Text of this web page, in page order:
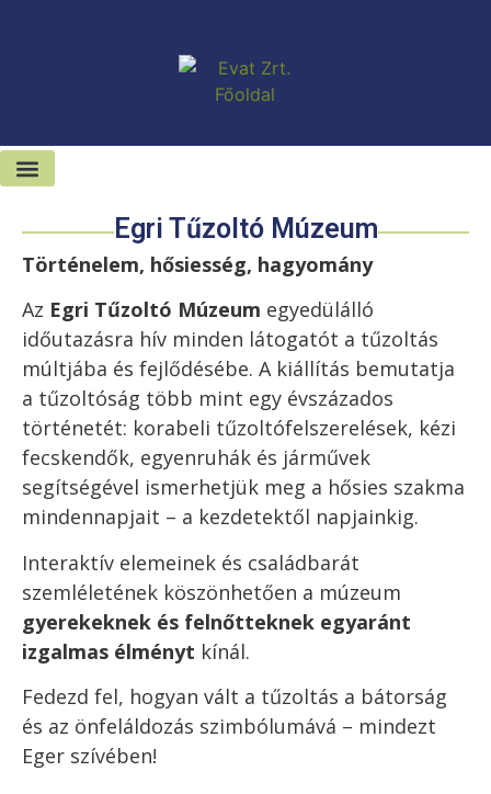
Egri Tűzoltó Múzeum
Történelem, hősiesség, hagyomány
Az Egri Tűzoltó Múzeum egyedülálló
időutazásra hív minden látogatót a tűzoltás
múltjába és fejlődésébe. A kiállítás bemutatja
a tűzoltóság több mint egy évszázados
történetét: korabeli tűzoltófelszerelések, kézi
fecskendők, egyenruhák és járművek
segítségével ismerhetjük meg a hősies szakma
mindennapjait – a kezdetektől napjainkig.
Interaktív elemeinek és családbarát
szemléletének köszönhetően a múzeum
gyerekeknek és felnőtteknek egyaránt
izgalmas élményt kínál.
Fedezd fel, hogyan vált a tűzoltás a bátorság
és az önfeláldozás szimbólumává – mindezt
Eger szívében!